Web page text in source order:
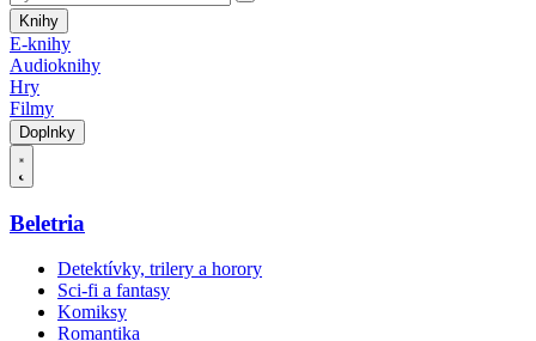
Knihy
E-knihy
Audioknihy
Hry
Filmy
Doplnky
Beletria
Detektívky, trilery a horory
Sci-fi a fantasy
Komiksy
Romantika